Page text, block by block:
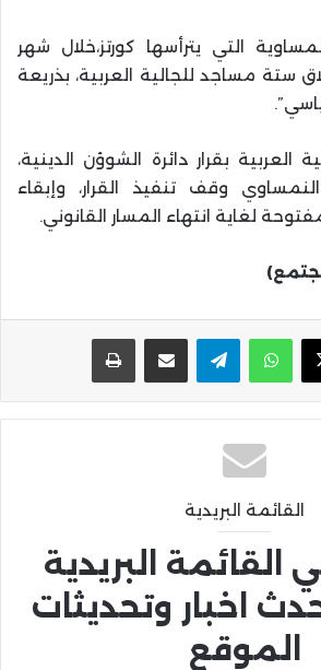
التي يترأسها كورتز،خلال شهر
ستة مساجد للجالية العربية، بذريعة
العربية بقرار دائرة الشوؤن الدينية،
وقف تنفيذ القرار، وإبقاء
لغاية انتهاء المسار القانوني.
واتساب تيلقرام مشاركة عبر البريد
القائمة البريدية
القائمة البريدية
اخبار وتحديثات
الموقع